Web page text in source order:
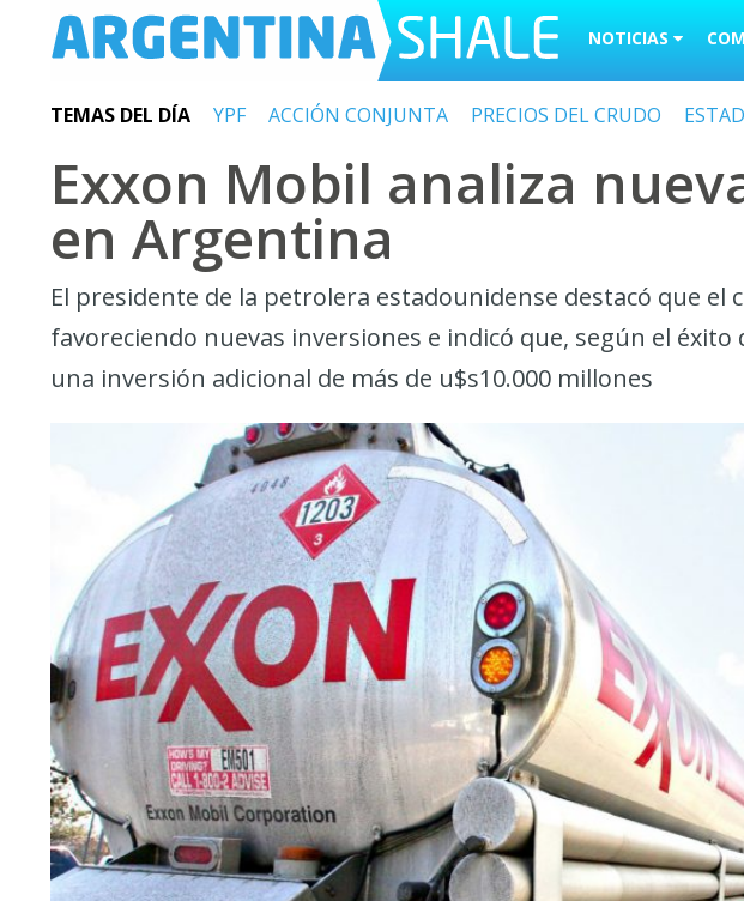
NOTICIAS
TEMAS DEL DÍA YPF ACCIÓN CONJUNTA PRECIOS DEL CRUDO
Exxon Mobil analiza
en Argentina
El presidente de la petrolera estadounidense destacó que el
favoreciendo nuevas inversiones e indicó que, según el
una inversión adicional de más de u$s10.000 millones